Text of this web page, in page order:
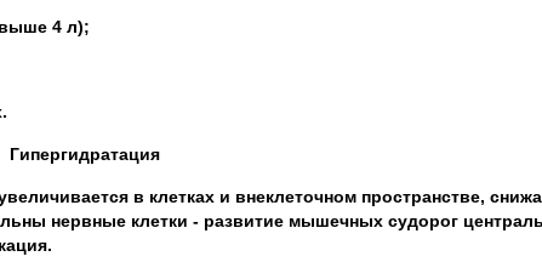
4 л);
Гипергидратация
в клетках и внеклеточном пространстве,
нервные клетки - развитие мышечных судорог